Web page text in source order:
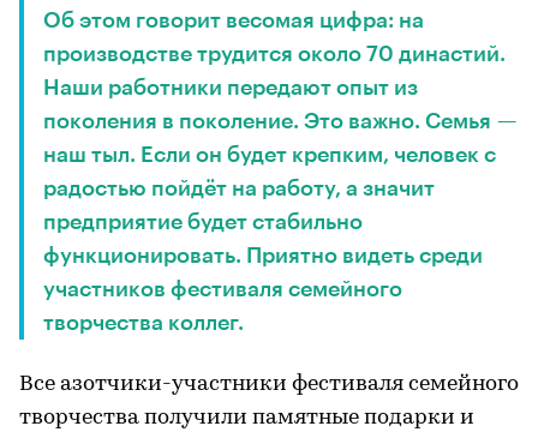
Об этом говорит весомая цифра: на
производстве трудится около 70 династий.
Наши работники передают опыт из
поколения в поколение. Это важно. Семья —
наш тыл. Если он будет крепким, человек с
радостью пойдёт на работу, а значит
предприятие будет стабильно
функционировать. Приятно видеть среди
участников фестиваля семейного
творчества коллег.
Все азотчики-участники фестиваля семейного
творчества получили памятные подарки и